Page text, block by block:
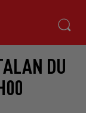
DU